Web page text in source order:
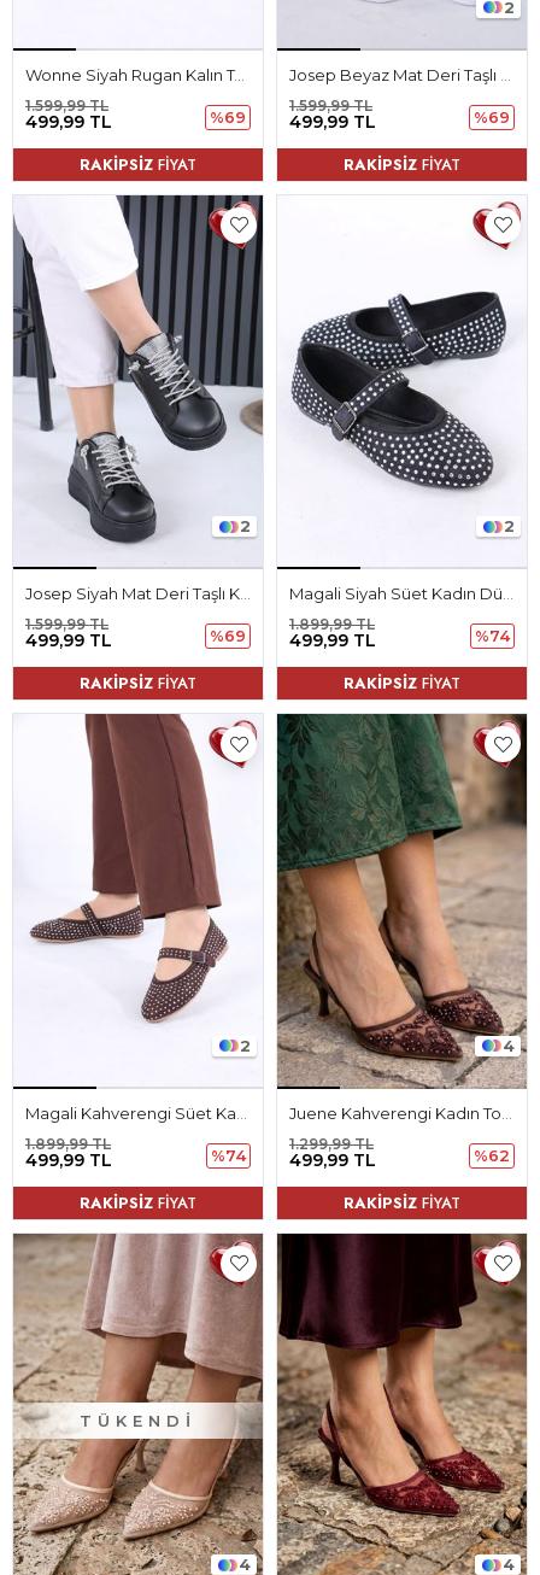
Wonne Siyah Rugan Kalın Topuklu Kadın Ayakkabı
499,99 TL
1.599,99 TL
%69
RAKİPSİZ FİYAT
2
499,99 TL
1.599,99 TL
%69
RAKİPSİZ FİYAT
2
499,99 TL
1.599,99 TL
%69
RAKİPSİZ FİYAT
2
499,99 TL
1.899,99 TL
%74
RAKİPSİZ FİYAT
2
499,99 TL
1.899,99 TL
%74
RAKİPSİZ FİYAT
4
499,99 TL
1.299,99 TL
%62
RAKİPSİZ FİYAT
TÜKENDI
4 4